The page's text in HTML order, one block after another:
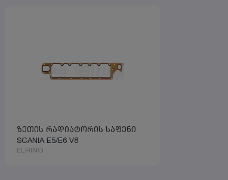
ზეთის რადიატორის საფენი
SCANIA E5/E6 V8
ELRING